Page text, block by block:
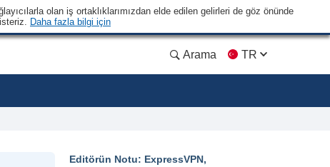
olan iş ortaklıklarımızdan elde edilen gelirleri de göz önünde
Daha fazla bilgi için
Arama TR
Editörün Notu: ExpressVPN,